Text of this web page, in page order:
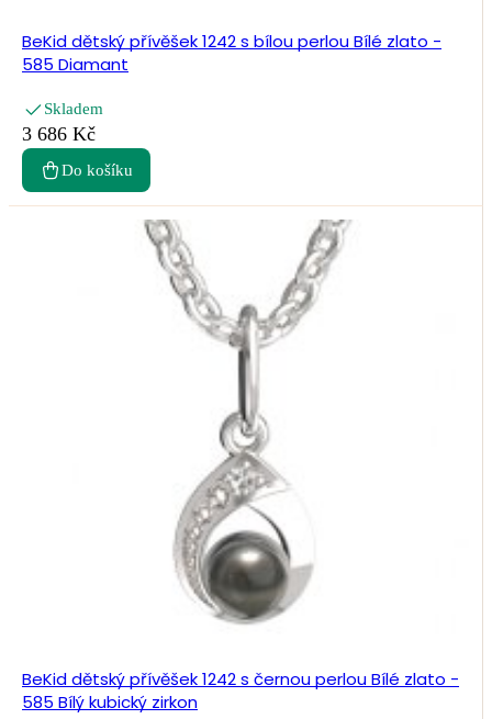
BeKid dětský přívěšek 1242 s bílou perlou Bílé zlato -
585 Diamant
Skladem
3 686 Kč
Do košíku
BeKid dětský přívěšek 1242 s černou perlou Bílé zlato -
585 Bílý kubický zirkon